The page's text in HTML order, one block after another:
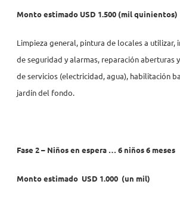
Monto estimado USD 1.500 (mil quinientos)
Limpieza general, pintura de locales a utilizar,
de seguridad y alarmas, reparación aberturas
de servicios (electricidad, agua), habilitación
jardín del fondo.
Fase 2 – Niños en espera … 6 niños 6 meses
Monto estimado USD 1.000 (un mil)